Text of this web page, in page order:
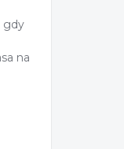
gdy
na